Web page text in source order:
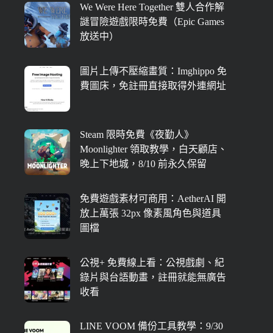
We Were Here Together 雙人合作解
謎冒險遊戲限時免費（Epic Games
放送中）
圖片上傳不壓縮畫質：Imghippo 免
費圖床，免註冊直接取得外連網址
Steam 限時免費《夜勤人》
Moonlighter 領取教學，白天顧店、
晚上下地城，8/10 前永久保留
免費遊戲素材可商用：AetherAI 開
放上萬張 32px 像素風角色與道具
圖檔
公視+ 免費線上看：公視戲劇、紀
錄片與台語動畫，註冊就能無廣告
收看
LINE VOOM 備份工具教學：9/30